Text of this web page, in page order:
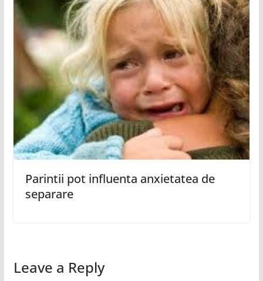
Parintii pot influenta anxietatea de
separare
Leave a Reply